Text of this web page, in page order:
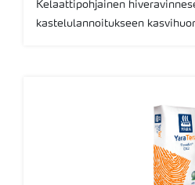
Kelaattipohjainen
kastelulannoitukseen